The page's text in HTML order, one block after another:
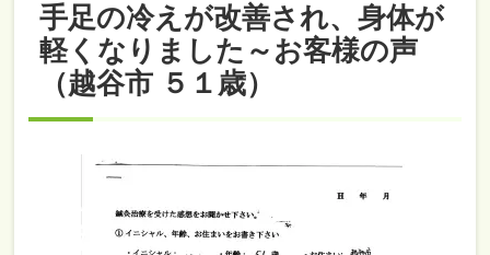
手足の冷えが改善され、身体が
軽くなりました～お客様の声
（越谷市 ５１歳）